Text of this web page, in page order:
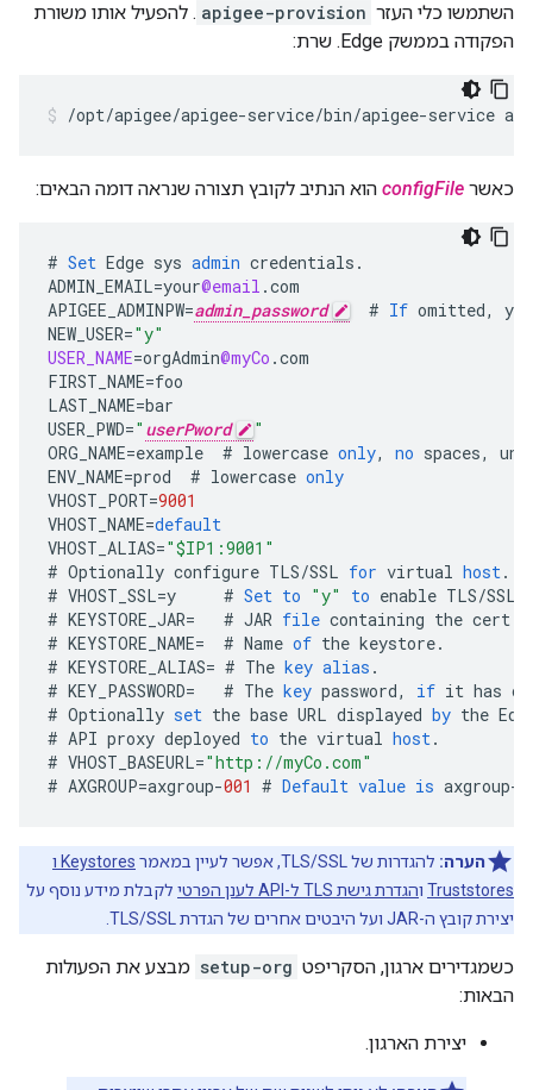
השתמשו כלי העזר apigee-provision . להפעיל אותו משורת
הפקודה בממשק Edge. שרת:
/opt/apigee/apigee-service/bin/apigee-service
כאשר configFile הוא הנתיב לקובץ תצורה שנראה דומה הבאים:
# Set Edge sys admin credentials .
ADMIN_EMAIL=your@email .com
APIGEE_ADMINPW=admin_password # If omitted,
you
NEW_USER="y"
USER_NAME=orgAdmin@myCo .com
FIRST_NAME=foo
LAST_NAME=bar
USER_PWD=" userPword
"
ORG_NAME=example # lowercase only, no spaces,
ENV_NAME=prod # lowercase only
VHOST_PORT=9001
VHOST_NAME=default
VHOST_ALIAS="$IP1:9001"
# Optionally configure TLS/SSL for virtual host.
# VHOST_SSL=y # Set to "y" to enable TLS/SSL
# KEYSTORE_JAR= # JAR file containing the cert
# KEYSTORE_NAME= # Name of the keystore.
# KEYSTORE_ALIAS= # The key alias .
# KEY_PASSWORD= # The key password, if it has
# Optionally set the base URL displayed by the
# API proxy deployed to the virtual host.
# VHOST_BASEURL="http://myCo.com"
# AXGROUP=axgroup-001 # Default value is axgroup-
הערה: להגדרות של TLS/SSL, אפשר לעיין במאמר
Keystores ו
Truststores והגדרת גישת TLS ל-API לענן הפרטי
לקבלת מידע נוסף על
יצירת קובץ ה-JAR ועל היבטים אחרים של הגדרת TLS/SSL.
כשמגדירים ארגון, הסקריפט setup-org מבצע את הפעולות
הבאות:
יצירת הארגון.